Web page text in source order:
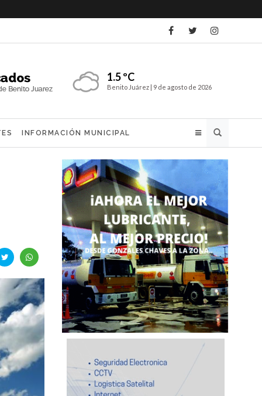
1.5 ºC
Benito Juárez | 9 de agosto de 2026
INFORMACIÓN MUNICIPAL